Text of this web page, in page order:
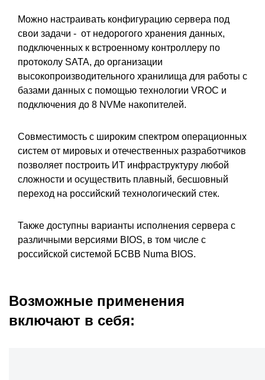
Можно настраивать конфигурацию сервера под
свои задачи - от недорогого хранения данных,
подключенных к встроенному контроллеру по
протоколу SATA, до организации
высокопроизводительного хранилища для работы с
базами данных с помощью технологии VROC и
подключения до 8 NVMe накопителей.
Совместимость с широким спектром операционных
систем от мировых и отечественных разработчиков
позволяет построить ИТ инфраструктуру любой
сложности и осуществить плавный, бесшовный
переход на российский технологический стек.
Также доступны варианты исполнения сервера с
различными версиями BIOS, в том числе с
российской системой БСВВ Numa BIOS.
Возможные применения
включают в себя: